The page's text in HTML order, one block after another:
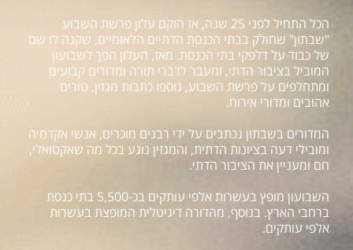
הכל התחיל לפני 25 שנה, אז הוקם עלון פרשת השבוע
"שבתון" שחולק בבתי הכנסת הדתיים הלאומיים, שקנה לו שם
של כבוד על דלפקי בתי הכנסת. מאז, העלון הפך לשבועון
המוביל בציבור הדתי, ומעבר לדברי תורה ומדורים קבועים
ומתחלפים על פרשת השבוע, נוספו כתבות מגזין, טורים
אהובים ומדורי אירוח.
המדורים בשבתון נכתבים על ידי רבנים מוכרים, אנשי אקדמיה
ומובילי דעה בציונות הדתית, והמגזין נוגע בכל מה שאקטואלי,
חם ומעניין את הציבור הדתי.
השבועון מופץ בעשרות אלפי עותקים בכ-5,500 בתי כנסת
ברחבי הארץ. בנוסף, מהדורה דיגיטלית המופצת בעשרות
אלפי עותקים.